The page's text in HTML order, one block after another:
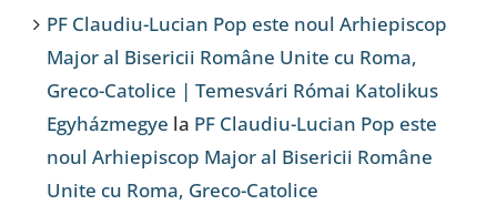
PF Claudiu-Lucian Pop este noul Arhiepiscop
Major al Bisericii Române Unite cu Roma,
Greco-Catolice | Temesvári Római Katolikus
Egyházmegye la PF Claudiu-Lucian Pop este
noul Arhiepiscop Major al Bisericii Române
Unite cu Roma, Greco-Catolice